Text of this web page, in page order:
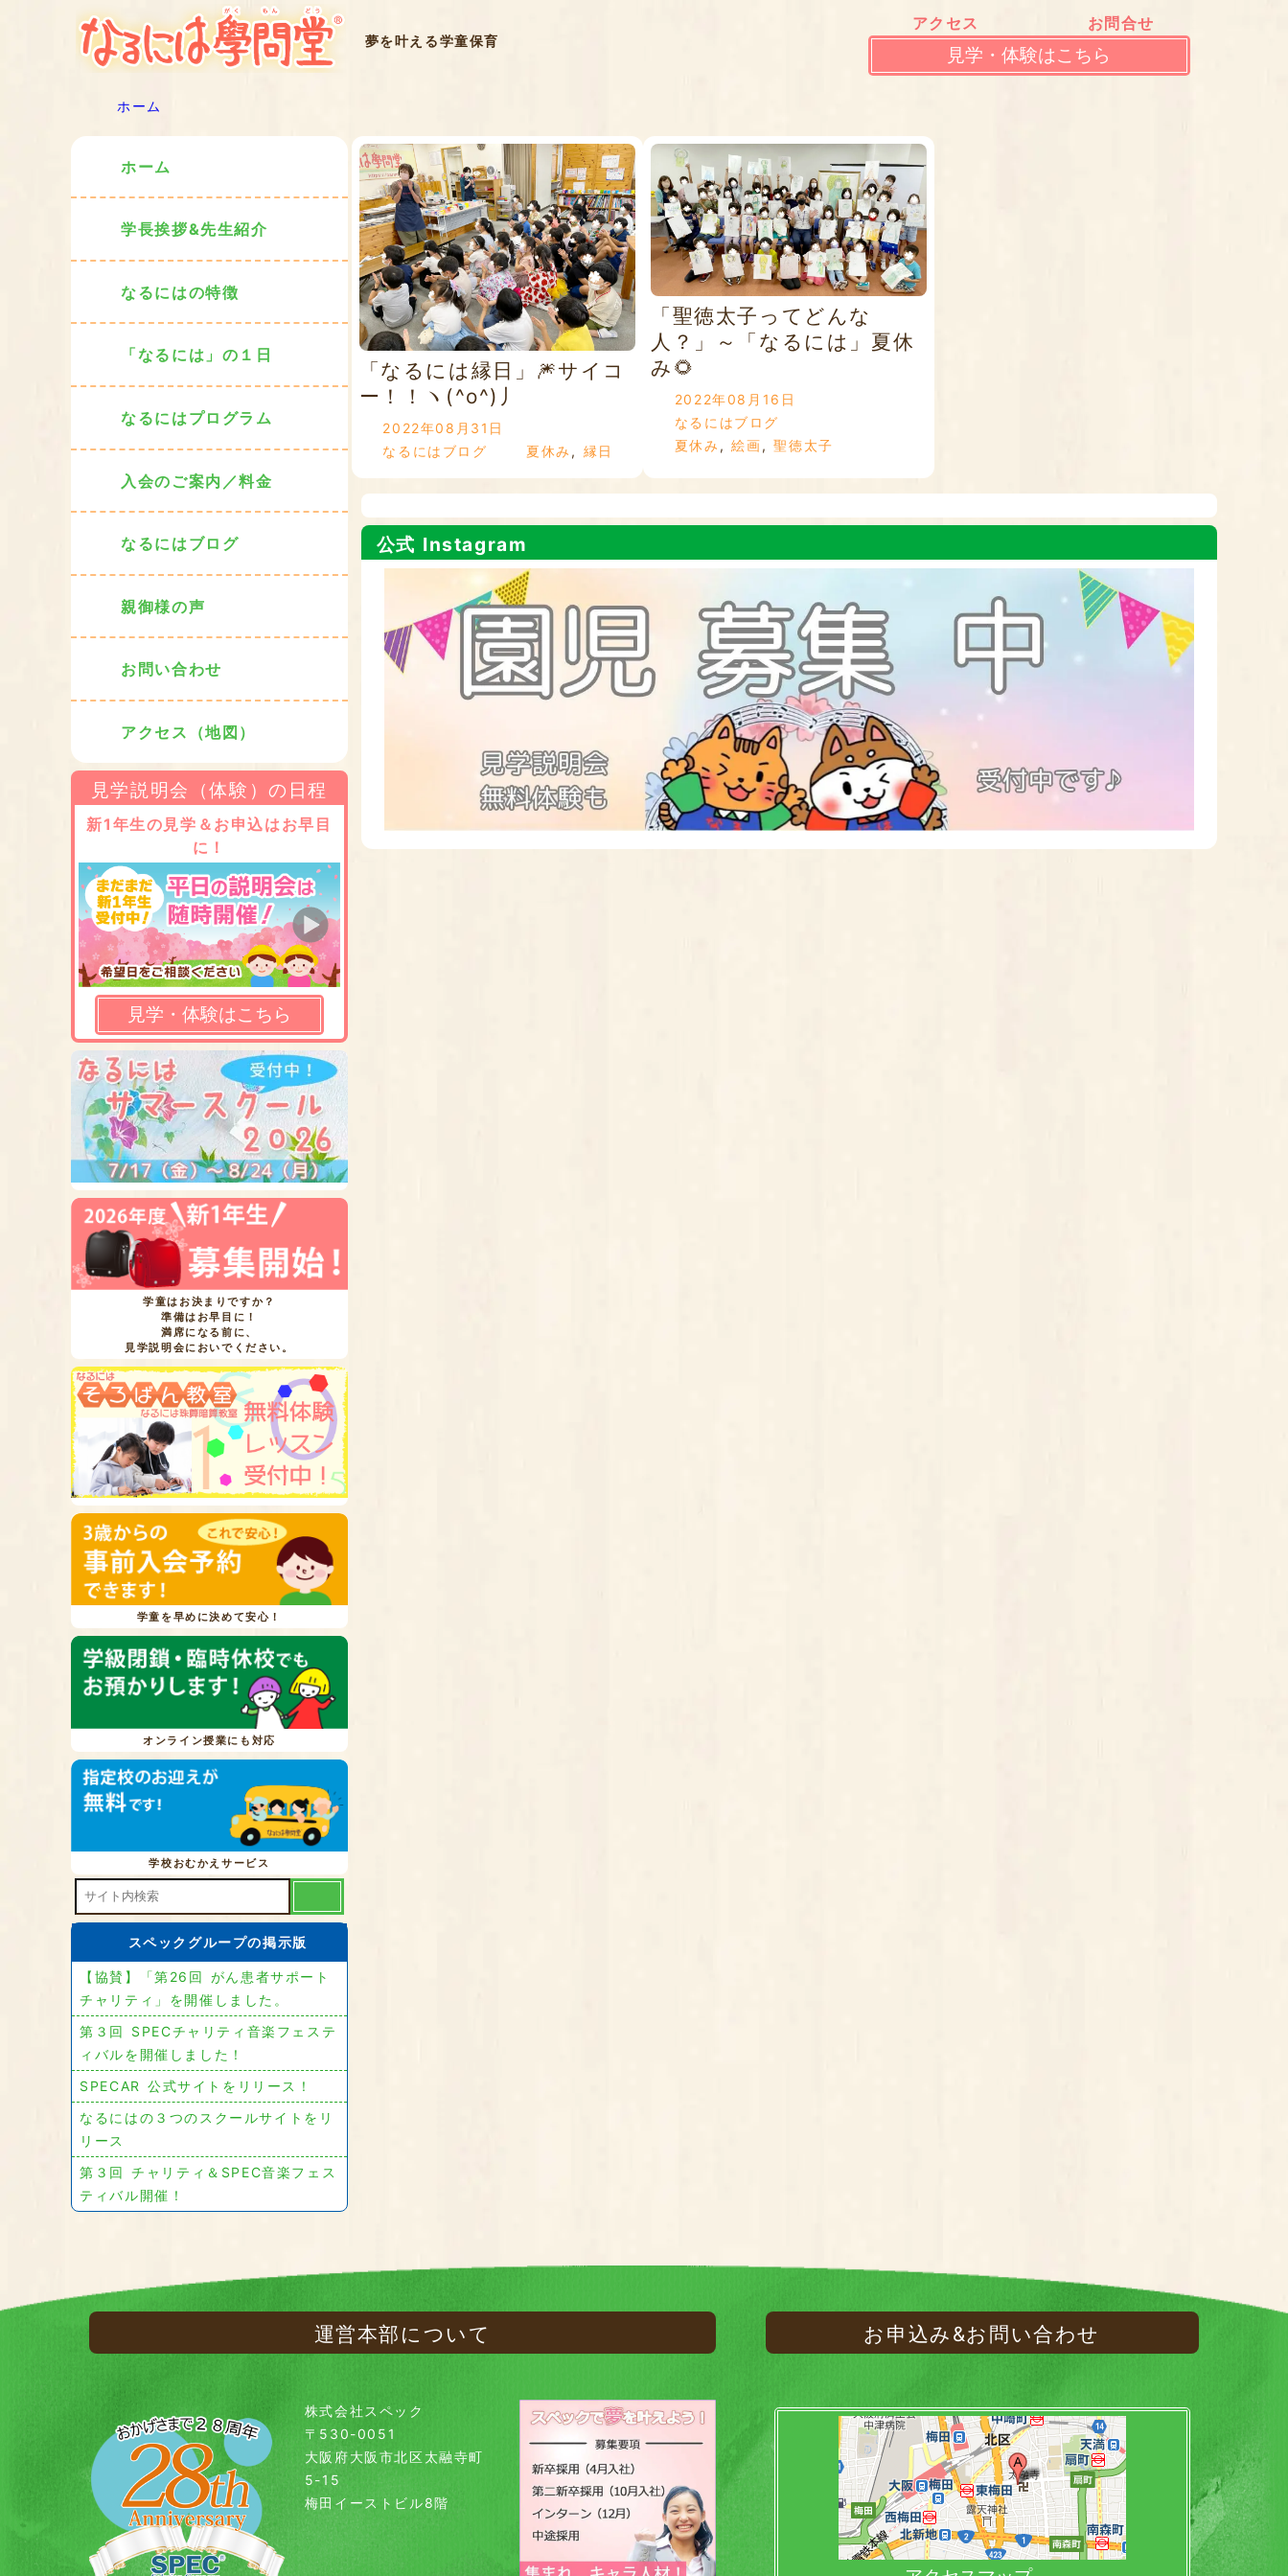
夢を叶える学童保育
アクセス お問合せ
見学・体験はこちら
ホーム
「なるには縁日」🎆サイコ
ー！！ヽ(^o^)丿
2022年08月31日
なるにはブログ
夏休み , 縁日
「聖徳太子ってどんな
人？」～「なるには」夏休
み🌻
2022年08月16日
なるにはブログ
夏休み ,絵画,聖徳太子
公式 Instagram
ホーム
学長挨拶&先生紹介
なるにはの特徴
「なるには」の１日
なるにはプログラム
入会のご案内／料金
なるにはブログ
親御様の声
お問い合わせ
アクセス（地図）
見学説明会（体験）の日程
新1年生の見学＆お申込はお早目
に！
見学・体験はこちら
学童はお決まりですか？
準備はお早目に！
満席になる前に、
見学説明会においでください。
学童を早めに決めて安心！
オンライン授業にも対応
学校おむかえサービス
スペックグループの掲示版
【協賛】「第26回 がん患者サポート
チャリティ」を開催しました。
第３回 SPECチャリティ音楽フェステ
ィバルを開催しました！
SPECAR 公式サイトをリリース！
なるにはの３つのスクールサイトをリ
リース
第３回 チャリティ＆SPEC音楽フェス
ティバル開催！
運営本部について
株式会社スペック
〒530-0051
大阪府大阪市北区太融寺町
5-15
梅田イーストビル8階
お申込み&お問い合わせ